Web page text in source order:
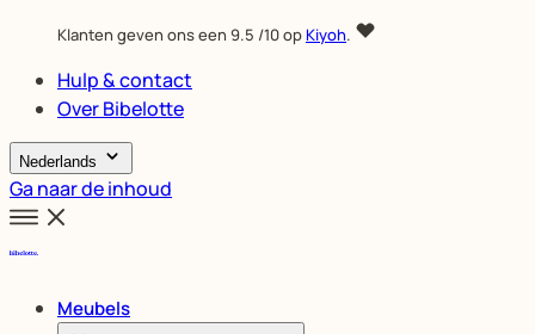
Klanten geven ons een 9.5 /10 opKiyoh.
Hulp & contact
Over Bibelotte
Nederlands
Ga naar de inhoud
Meubels